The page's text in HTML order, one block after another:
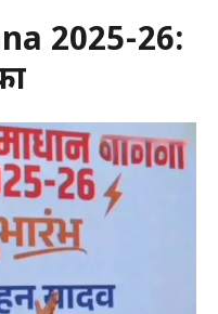
2025-26: